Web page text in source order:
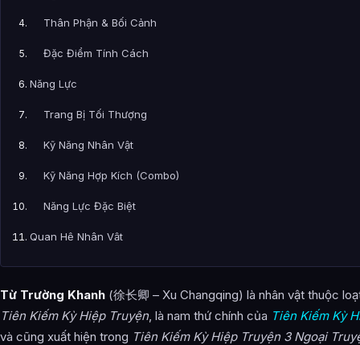
Thân Phận & Bối Cảnh
Đặc Điểm Tính Cách
Năng Lực
Trang Bị Tối Thượng
Kỹ Năng Nhân Vật
Kỹ Năng Hợp Kích (Combo)
Năng Lực Đặc Biệt
Quan Hệ Nhân Vật
Cốt Truyện Chính
Tử Huyên
Cảnh Thiên & Tuyết Kiến
Từ Trường Khanh (徐长卿 – Xu Changqing) là nhân vật thuộc
Tiên Kiếm Kỳ Hiệp Truyện, là nam thứ chính của Tiên Kiếm Kỳ
và cũng xuất hiện trong Tiên Kiếm Kỳ Hiệp Truyện 3 Ngoại